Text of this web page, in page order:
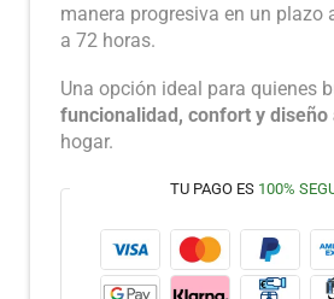
manera progresiva en un plazo
a 72 horas.
Una opción ideal para quienes
funcionalidad, confort y diseño
hogar.
TU PAGO ES 100%